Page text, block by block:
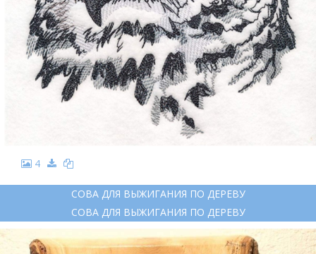
4
СОВА ДЛЯ ВЫЖИГАНИЯ ПО ДЕРЕВУ
СОВА ДЛЯ ВЫЖИГАНИЯ ПО ДЕРЕВУ